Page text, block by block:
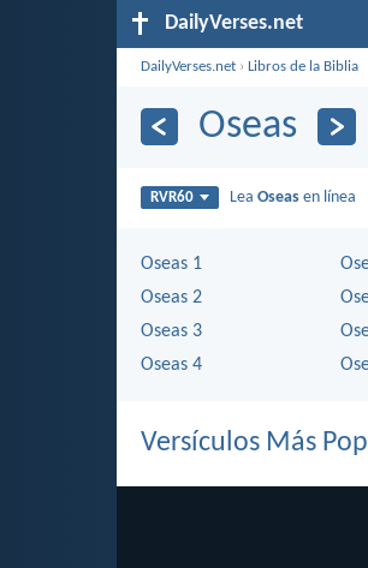
DailyVerses.net
DailyVerses.net ›Libros de la Biblia
Oseas
RVR60 LeaOseas en línea
Oseas 1
Oseas 2
Oseas 3
Oseas 4
Versículos Más